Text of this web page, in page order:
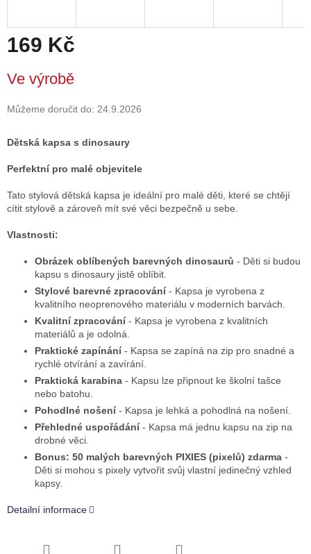
169 Kč
cena:
Ve výrobě
Můžeme doručit do: 24.9.2026
Dětská kapsa s dinosaury
Perfektní pro malé objevitele
Tato stylová dětská kapsa je ideální pro malé děti, které se chtějí
cítit stylově a zároveň mít své věci bezpečně u sebe.
Vlastnosti:
Obrázek oblíbených barevných dinosaurů - Děti si budou
kapsu s dinosaury jistě oblíbit.
Stylové barevné zpracování- Kapsa je vyrobena z
kvalitního neoprenového materiálu v moderních barvách.
Kvalitní zpracování- Kapsa je vyrobena z kvalitních
materiálů a je odolná.
Praktické zapínání- Kapsa se zapíná na zip pro snadné a
rychlé otvírání a zavírání.
Praktická karabina - Kapsu lze připnout ke školní tašce
nebo batohu.
Pohodlné nošení- Kapsa je lehká a pohodlná na nošení.
Přehledné uspořádání- Kapsa má jednu kapsu na zip na
drobné věci.
Bonus: 50 malých barevných PIXIES (pixelů) zdarma -
Děti si mohou s pixely vytvořit svůj vlastní jedinečný vzhled
kapsy.
Detailní informace